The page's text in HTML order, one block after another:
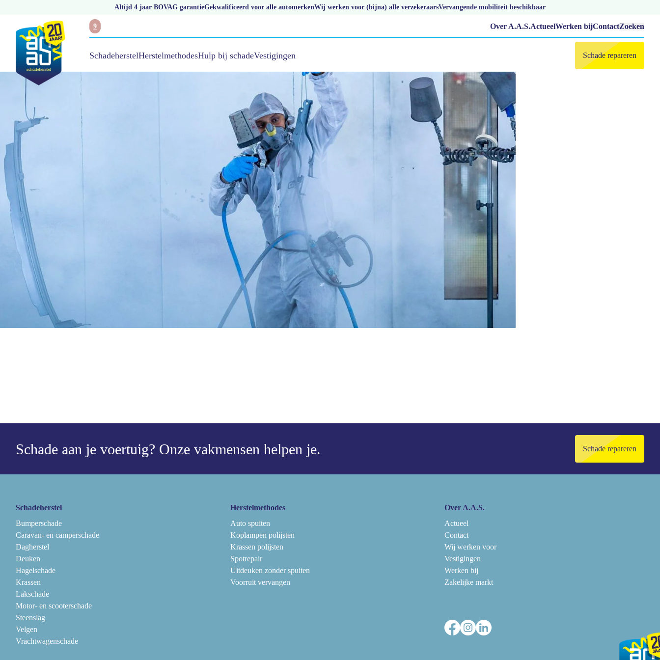
Altijd 4 jaar BOVAG garantieGekwalificeerd voor alle automerkenWij werken voor (bijna) alle verzekeraarsVervangende mobiliteit beschikbaar
9 Over A.A.S.ActueelWerken bijContactZoeken
SchadeherstelHerstelmethodesHulp bij schadeVestigingen Schade repareren
Autoschade melden
Schade aan je voertuig? Onze vakmensen helpen je. Schade repareren
Schadeherstel
Bumperschade
Caravan- en camperschade
Dagherstel
Deuken
Hagelschade
Krassen
Lakschade
Motor- en scooterschade
Steenslag
Velgen
Vrachtwagenschade
Herstelmethodes
Auto spuiten
Koplampen polijsten
Krassen polijsten
Spotrepair
Uitdeuken zonder spuiten
Voorruit vervangen
Over A.A.S.
Actueel
Contact
Wij werken voor
Vestigingen
Werken bij
Zakelijke markt